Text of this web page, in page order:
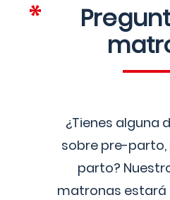
¿Tienes alguna
sobre pre-
parto?
matronas